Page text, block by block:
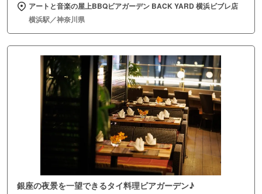
アートと音楽の屋上BBQビアガーデン BACK YARD 横浜ビブレ店
横浜駅／神奈川県
銀座の夜景を一望できるタイ料理ビアガーデン♪